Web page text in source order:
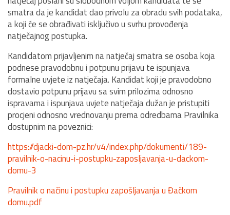
smatra da je kandidat dao privolu za obradu svih podataka,
a koji će se obrađivati isključivo u svrhu provođenja
natječajnog postupka.
Kandidatom prijavljenim na natječaj smatra se osoba koja
podnese pravodobnu i potpunu prijavu te ispunjava
formalne uvjete iz natječaja. Kandidat koji je pravodobno
dostavio potpunu prijavu sa svim prilozima odnosno
ispravama i ispunjava uvjete natječaja dužan je pristupiti
procjeni odnosno vrednovanju prema odredbama Pravilnika
dostupnim na poveznici:
https://djacki-dom-pz.hr/v4/index.php/dokumenti/189-
pravilnik-o-nacinu-i-postupku-zaposljavanja-u-dackom-
domu-3
Pravilnik o načinu i postupku zapošljavanja u Đačkom
domu.pdf